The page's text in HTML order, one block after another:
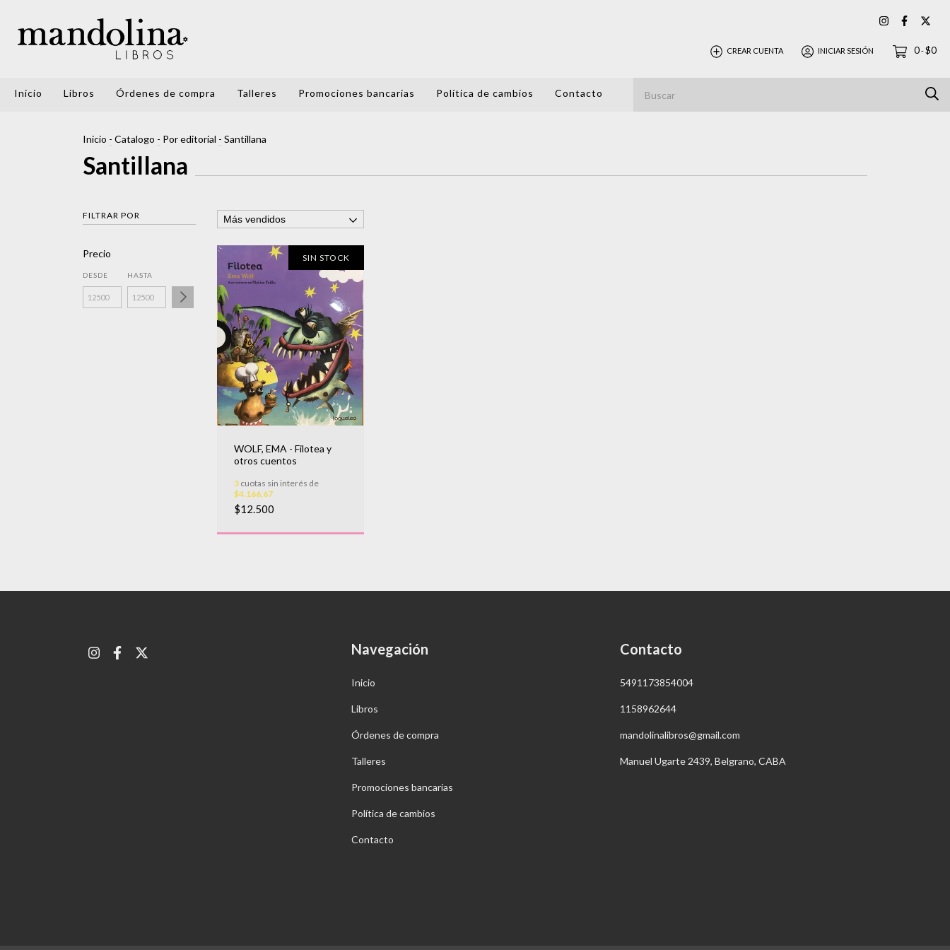
CREAR CUENTA INICIAR SESIÓN 0-$0
Inicio Libros Órdenes de compra Talleres Promociones bancarias Política de cambios Contacto
Inicio - Catalogo - Por editorial - Santillana
Santillana
FILTRAR POR
Precio
DESDE HASTA
SIN STOCK
WOLF, EMA - Filotea y
otros cuentos
3 cuotas sin interés de
$4.166,67
$12.500
Navegación
Inicio
Libros
Órdenes de compra
Talleres
Promociones bancarias
Política de cambios
Contacto
Contacto
5491173854004
1158962644
mandolinalibros@gmail.com
Manuel Ugarte 2439, Belgrano, CABA